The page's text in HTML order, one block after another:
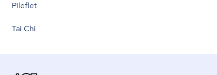
Pileflet
Tai Chi